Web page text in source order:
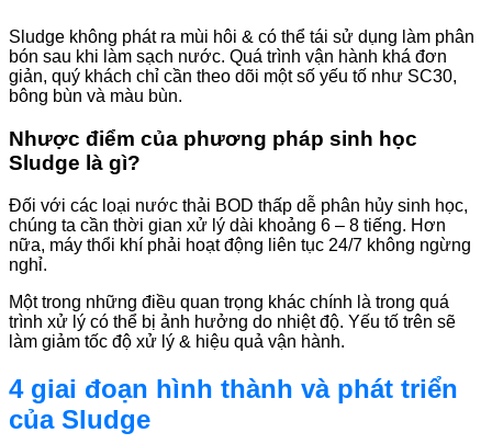
Sludge không phát ra mùi hôi & có thể tái sử dụng làm phân
bón sau khi làm sạch nước. Quá trình vận hành khá đơn
giản, quý khách chỉ cần theo dõi một số yếu tố như SC30,
bông bùn và màu bùn.
Nhược điểm của phương pháp sinh học
Sludge là gì?
Đối với các loại nước thải BOD thấp dễ phân hủy sinh học,
chúng ta cần thời gian xử lý dài khoảng 6 – 8 tiếng. Hơn
nữa, máy thổi khí phải hoạt động liên tục 24/7 không ngừng
nghỉ.
Một trong những điều quan trọng khác chính là trong quá
trình xử lý có thể bị ảnh hưởng do nhiệt độ. Yếu tố trên sẽ
làm giảm tốc độ xử lý & hiệu quả vận hành.
4 giai đoạn hình thành và phát triển
của Sludge